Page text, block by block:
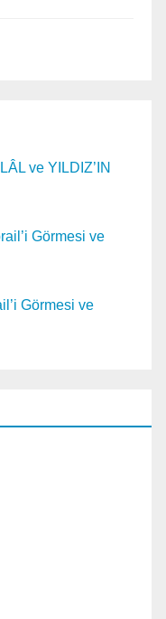
ve YILDIZ’IN
Görmesi ve
Görmesi ve